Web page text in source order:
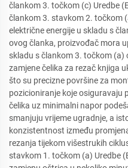
člankom 3. točkom (c) Uredbe
člankom 3. stavkom 2. točkom
električne energije u skladu s
ovog članka, proizvođač mora
skladu s člankom 3. točkom
zamjene čelika za rezač knjiga
što su precizne površine za
pozicioniranje koje osiguravaju
čelika uz minimalni napor
smanjuju vrijeme ugradnje, a
konzistentnost između
rezanja tijekom višestrukih
stavkom 1. točkom (a) Uredbe